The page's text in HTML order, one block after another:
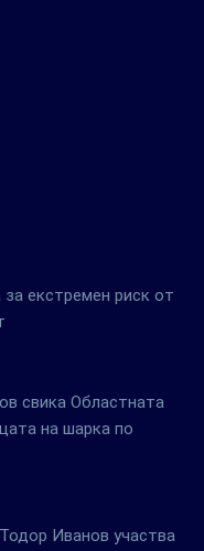
екстремен риск от
свика Областната
на шарка по
Иванов участва